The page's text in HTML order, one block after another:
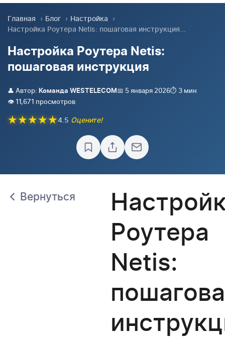
Главная › Блог › Настройка
›
Настройка Роутера Netis: пошаговая инструкция...
Настройка Роутера Netis:
пошаговая инструкция
👤 Автор: Команда WESTELECOM 📅 5 января 2026⏱️ 3 мин
👁️ 11,671 просмотров
★★★★★4.5 Оцените!
Вернуться
Роутера
Netis: